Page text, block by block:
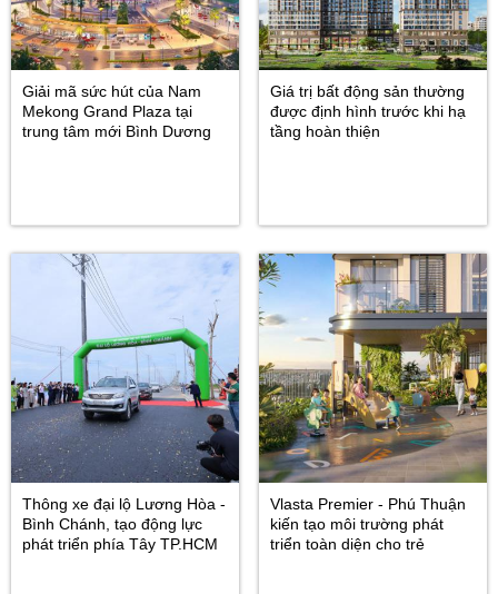
Giải mã sức hút của Nam
Mekong Grand Plaza tại
trung tâm mới Bình Dương
Giá trị bất động sản thường
được định hình trước khi hạ
tầng hoàn thiện
Thông xe đại lộ Lương Hòa -
Bình Chánh, tạo động lực
phát triển phía Tây TP.HCM
Vlasta Premier - Phú Thuận
kiến tạo môi trường phát
triển toàn diện cho trẻ